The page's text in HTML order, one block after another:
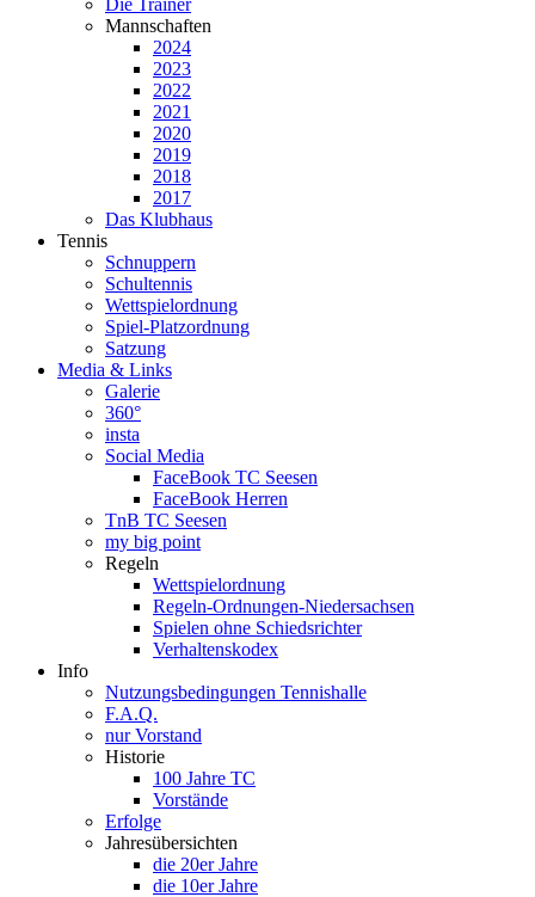
Die Trainer
Mannschaften
2024
2023
2022
2021
2020
2019
2018
2017
Das Klubhaus
Tennis
Schnuppern
Schultennis
Wettspielordnung
Spiel-Platzordnung
Satzung
Media & Links
Galerie
360°
insta
Social Media
FaceBook TC Seesen
FaceBook Herren
TnB TC Seesen
my big point
Regeln
Wettspielordnung
Regeln-Ordnungen-Niedersachsen
Spielen ohne Schiedsrichter
Verhaltenskodex
Info
Nutzungsbedingungen Tennishalle
F.A.Q.
nur Vorstand
Historie
100 Jahre TC
Vorstände
Erfolge
Jahresübersichten
die 20er Jahre
die 10er Jahre